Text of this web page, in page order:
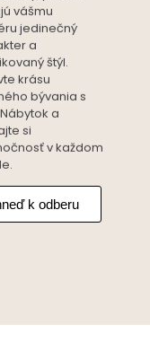
vášmu
jedinečný
a
štýl.
krásu
bývania s
a
si
v každom
k odberu